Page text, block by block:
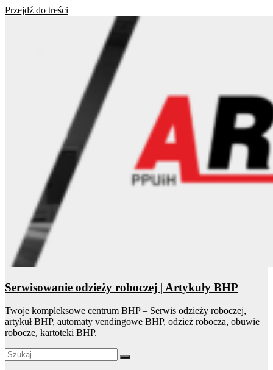
Przejdź do treści
Serwisowanie odzieży roboczej | Artykuły BHP
Twoje kompleksowe centrum BHP – Serwis odzieży roboczej,
artykuł BHP, automaty vendingowe BHP, odzież robocza, obuwie
robocze, kartoteki BHP.